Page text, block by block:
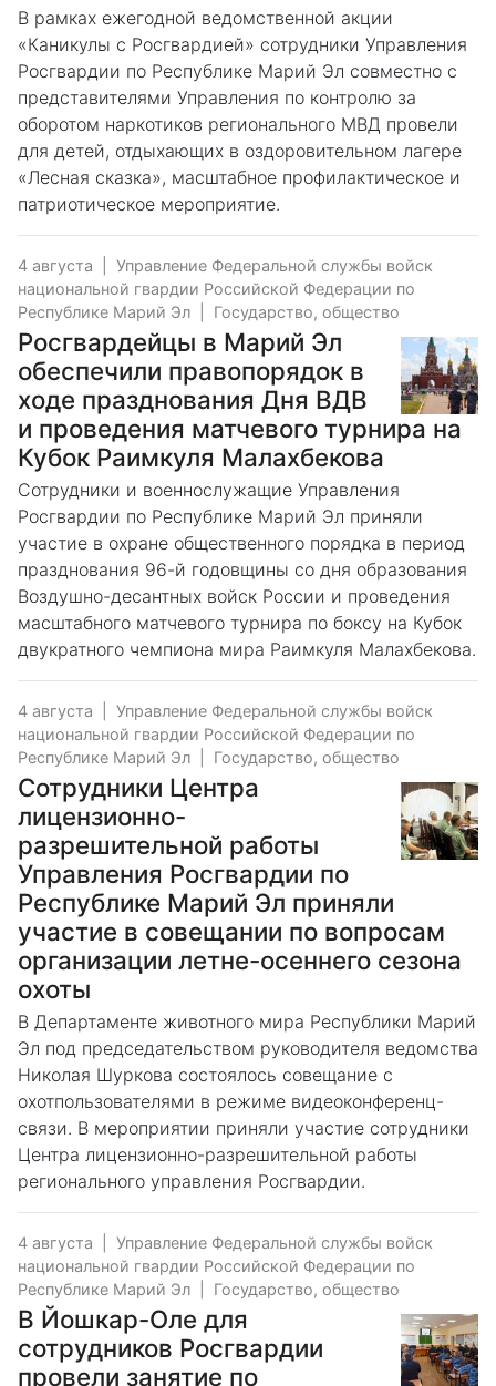
В рамках ежегодной ведомственной акции
«Каникулы с Росгвардией» сотрудники Управления
Росгвардии по Республике Марий Эл совместно с
представителями Управления по контролю за
оборотом наркотиков регионального МВД провели
для детей, отдыхающих в оздоровительном лагере
«Лесная сказка», масштабное профилактическое и
патриотическое мероприятие.
4 августа
Управление Федеральной службы войск
национальной гвардии Российской Федерации по
Республике Марий Эл
Государство, общество
Росгвардейцы в Марий Эл
обеспечили правопорядок в
ходе празднования Дня ВДВ
и проведения матчевого турнира на
Кубок Раимкуля Малахбекова
Сотрудники и военнослужащие Управления
Росгвардии по Республике Марий Эл приняли
участие в охране общественного порядка в период
празднования 96-й годовщины со дня образования
Воздушно-десантных войск России и проведения
масштабного матчевого турнира по боксу на Кубок
двукратного чемпиона мира Раимкуля Малахбекова.
4 августа
Управление Федеральной службы войск
национальной гвардии Российской Федерации по
Республике Марий Эл
Государство, общество
Сотрудники Центра
лицензионно-
разрешительной работы
Управления Росгвардии по
Республике Марий Эл приняли
участие в совещании по вопросам
организации летне-осеннего сезона
охоты
В Департаменте животного мира Республики Марий
Эл под председательством руководителя ведомства
Николая Шуркова состоялось совещание с
охотпользователями в режиме видеоконференц-
связи. В мероприятии приняли участие сотрудники
Центра лицензионно-разрешительной работы
регионального управления Росгвардии.
4 августа
Управление Федеральной службы войск
национальной гвардии Российской Федерации по
Республике Марий Эл
Государство, общество
В Йошкар-Оле для
сотрудников Росгвардии
провели занятие по